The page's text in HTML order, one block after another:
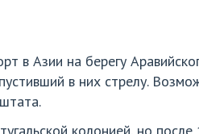
в Азии на берегу
в них стрелу.
колонией, но